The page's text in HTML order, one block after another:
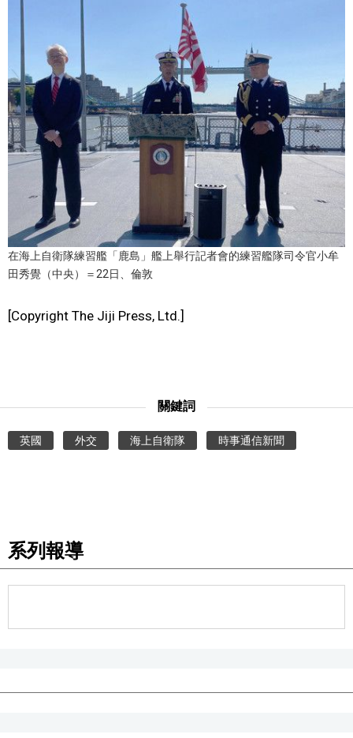
娛樂
教育
工作勞動
家庭
醫療健康
語言
在海上自衛隊練習艦「鹿島」艦上舉行記者會的練習艦隊司令官小牟
田秀覺（中央）＝22日、倫敦
[Copyright The Jiji Press, Ltd.]
關鍵詞
英國 外交 海上自衛隊 時事通信新聞
系列報導